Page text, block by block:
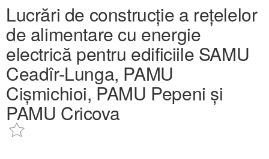
Lucrări de construcție a rețelelor
de alimentare cu energie
electrică pentru edificiile SAMU
Ceadîr-Lunga, PAMU
Cișmichioi, PAMU Pepeni și
PAMU Cricova